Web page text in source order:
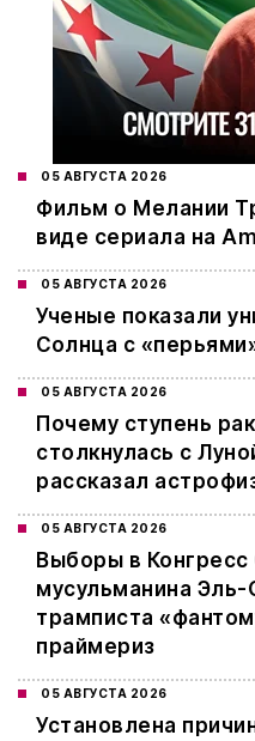
05 АВГУСТА 2026
Фильм о Мелании
виде сериала на
05 АВГУСТА 2026
Ученые показали
Солнца с
05 АВГУСТА 2026
Почему ступень
столкнулась с
рассказал
05 АВГУСТА 2026
Выборы в
мусульманина
трамписта
праймериз
05 АВГУСТА 2026
Установлена